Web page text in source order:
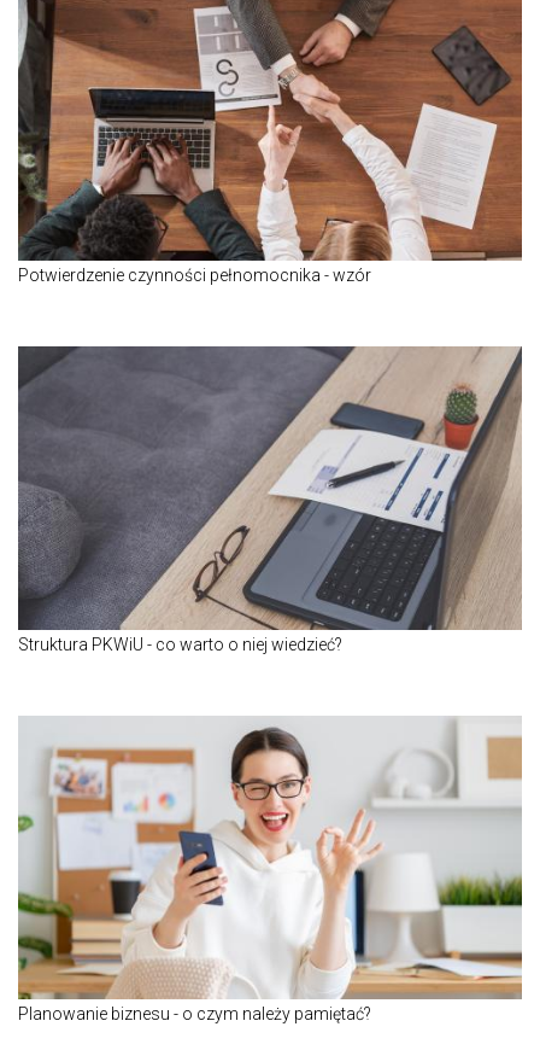
Potwierdzenie czynności pełnomocnika - wzór
Struktura PKWiU - co warto o niej wiedzieć?
Planowanie biznesu - o czym należy pamiętać?